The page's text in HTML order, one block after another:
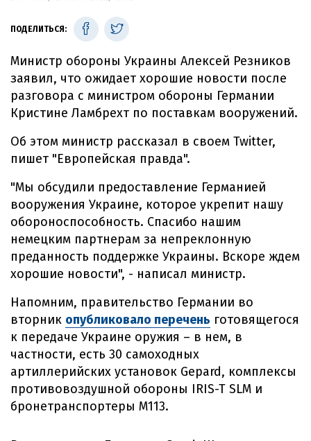
ПОДЕЛИТЬСЯ:
Министр обороны Украины Алексей Резников
заявил, что ожидает хорошие новости после
разговора с министром обороны Германии
Кристине Ламбрехт по поставкам вооружений.
Об этом министр рассказал в своем Twitter,
пишет "Европейская правда".
"Мы обсудили предоставление Германией
вооружения Украине, которое укрепит нашу
обороноспособность. Спасибо нашим
немецким партнерам за непреклонную
преданность поддержке Украины. Вскоре ждем
хорошие новости", - написал министр.
Напомним, правительство Германии во
вторник опубликовало перечень готовящегося
к передаче Украине оружия – в нем, в
частности, есть 30 самоходных
артиллерийских установок Gepard, комплексы
противовоздушной обороны IRIS-T SLM и
бронетранспортеры М113.